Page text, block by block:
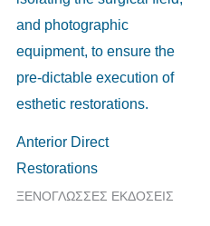
Anterior Direct
Restorations
ΞΕΝΟΓΛΩΣΣΕΣ ΕΚΔΟΣΕΙΣ